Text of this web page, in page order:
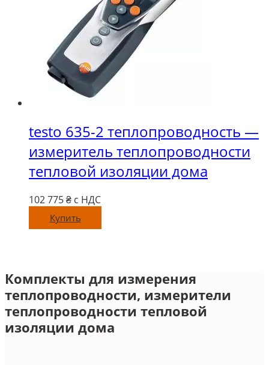
testo 635-2 теплопроводность —
измеритель теплопроводности
тепловой изоляции дома
102 775₴ с НДС
Купить
Комплекты для измерения
теплопроводности, измерители
теплопроводности тепловой
изоляции дома